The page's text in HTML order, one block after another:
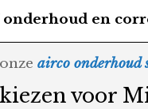
en
airco onderhoud
voor